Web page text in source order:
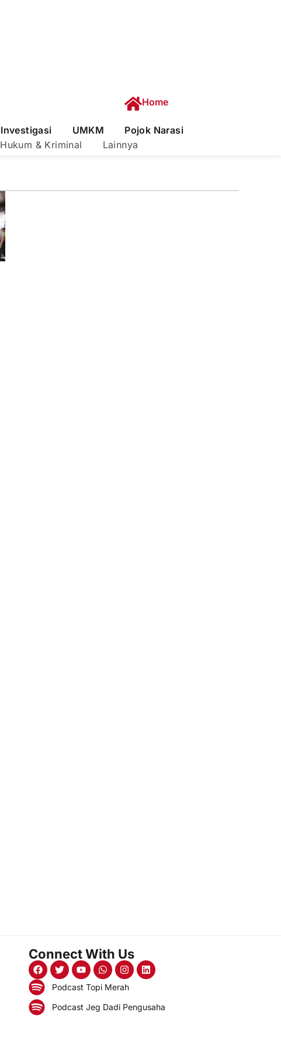
Home
Investigasi UMKM
Pojok Narasi
Hukum & Kriminal Lainnya
Connect With Us
Podcast Topi Merah
Podcast Jeg Dadi Pengusaha